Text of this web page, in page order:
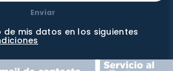
Enviar
de mis datos en los siguientes